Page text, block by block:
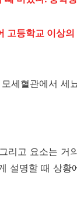
고등학교 이상
모세혈관에서 세
리고 요소는 거
설명할 때 상